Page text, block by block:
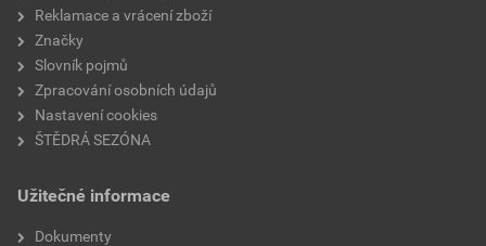
Reklamace a vrácení zboží
Značky
Slovník pojmů
Zpracování osobních údajů
Nastavení cookies
ŠTĚDRÁ SEZÓNA
Užitečné informace
Dokumenty